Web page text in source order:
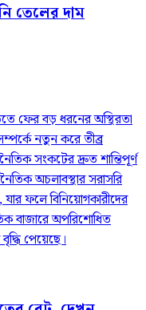
তেলের দাম
ফের বড় ধরনের অস্থিরতা
নতুন করে তীব্র
সংকটের দ্রুত শান্তিপূর্ণ
অচলাবস্থার সরাসরি
যার ফলে বিনিয়োগকারীদের
বাজারে অপরিশোধিত
পেয়েছে।